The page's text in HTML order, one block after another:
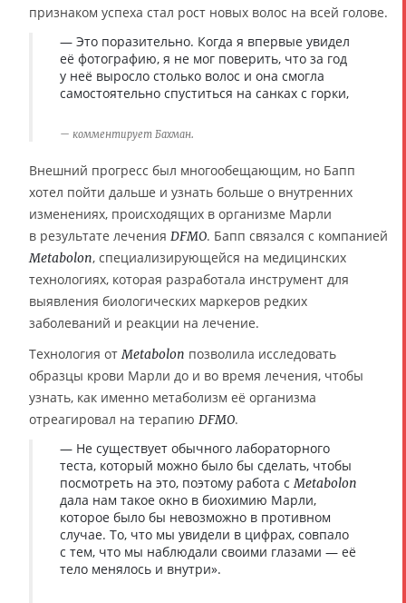
признаком успеха стал рост новых волос на всей голове.
— Это поразительно. Когда я впервые увидел
её фотографию, я не мог поверить, что за год
у неё выросло столько волос и она смогла
самостоятельно спуститься на санках с горки,
комментирует Бахман.
Внешний прогресс был многообещающим, но Бапп
хотел пойти дальше и узнать больше о внутренних
изменениях, происходящих в организме Марли
в результате лечения DFMO. Бапп связался с компанией
Metabolon, специализирующейся на медицинских
технологиях, которая разработала инструмент для
выявления биологических маркеров редких
заболеваний и реакции на лечение.
Технология отMetabolon позволила исследовать
образцы крови Марли до и во время лечения, чтобы
узнать, как именно метаболизм её организма
отреагировал на терапию DFMO.
— Не существует обычного лабораторного
теста, который можно было бы сделать, чтобы
посмотреть на это, поэтому работа сMetabolon
дала нам такое окно в биохимию Марли,
которое было бы невозможно в противном
случае. То, что мы увидели в цифрах, совпало
с тем, что мы наблюдали своими глазами — её
тело менялось и внутри».